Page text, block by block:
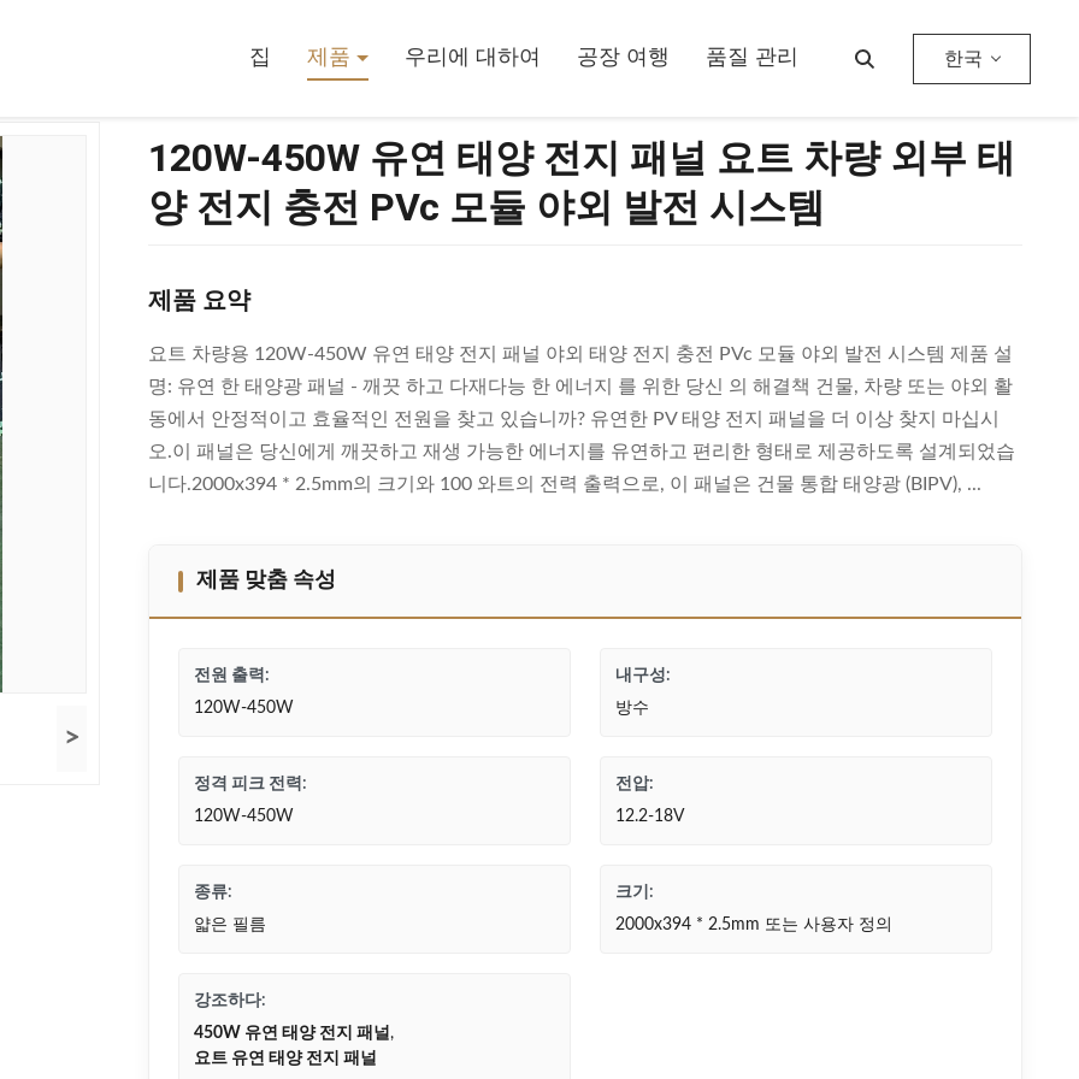
집 제품 우리에 대하여 공장 여행 품질 관리 한국
>
120W-450W 유연 태양 전지 패널 요트 차량 외부 태
양 전지 충전 PVc 모듈 야외 발전 시스템
제품 요약
요트 차량용 120W-450W 유연 태양 전지 패널 야외 태양 전지 충전 PVc 모듈 야외 발전 시스템 제품 설
명: 유연 한 태양광 패널 - 깨끗 하고 다재다능 한 에너지 를 위한 당신 의 해결책 건물, 차량 또는 야외 활
동에서 안정적이고 효율적인 전원을 찾고 있습니까? 유연한 PV 태양 전지 패널을 더 이상 찾지 마십시
오.이 패널은 당신에게 깨끗하고 재생 가능한 에너지를 유연하고 편리한 형태로 제공하도록 설계되었습
니다.2000x394 * 2.5mm의 크기와 100 와트의 전력 출력으로, 이 패널은 건물 통합 태양광 (BIPV), ...
제품 맞춤 속성
전원 출력:
120W-450W
내구성:
방수
정격 피크 전력:
120W-450W
전압:
12.2-18V
종류:
얇은 필름
크기:
2000x394 * 2.5mm 또는 사용자 정의
강조하다:
450W 유연 태양 전지 패널,
요트 유연 태양 전지 패널